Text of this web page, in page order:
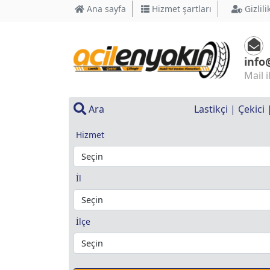
Ana sayfa Hizmet şartları
Mail
Ara Lastikçi | Çekici
Hizmet
İl
İlçe